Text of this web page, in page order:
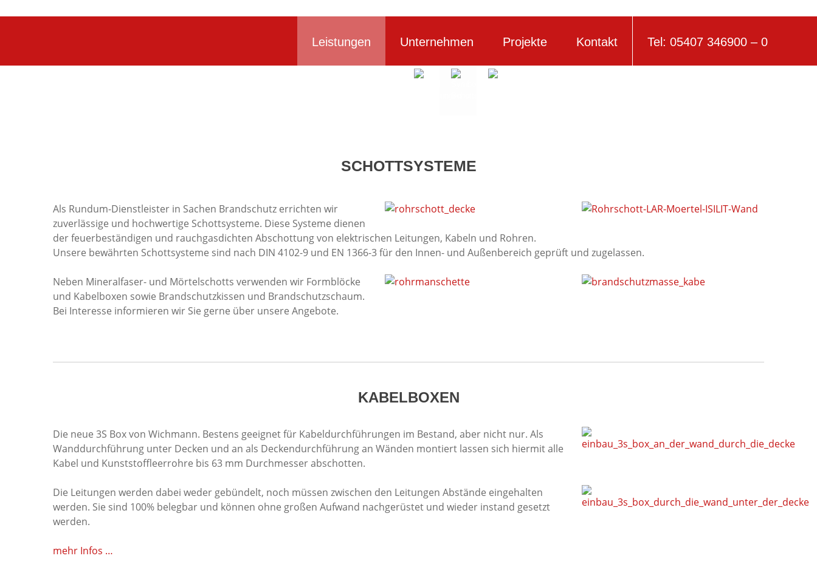
Tel: 05407 346900 – 0
Leistungen Unternehmen Projekte Kontakt
SCHOTTSYSTEME
Als Rundum-Dienstleister in Sachen Brandschutz errichten wir
zuverlässige und hochwertige Schottsysteme. Diese Systeme dienen
der feuerbeständigen und rauchgasdichten Abschottung von elektrischen Leitungen, Kabeln und Rohren.
Unsere bewährten Schottsysteme sind nach DIN 4102-9 und EN 1366-3 für den Innen- und Außenbereich geprüft und zugelassen.
Neben Mineralfaser- und Mörtelschotts verwenden wir Formblöcke
und Kabelboxen sowie Brandschutzkissen und Brandschutzschaum.
Bei Interesse informieren wir Sie gerne über unsere Angebote.
KABELBOXEN
Die neue 3S Box von Wichmann. Bestens geeignet für Kabeldurchführungen im Bestand, aber nicht nur. Als
Wanddurchführung unter Decken und an als Deckendurchführung an Wänden montiert lassen sich hiermit alle
Kabel und Kunststoffleerrohre bis 63 mm Durchmesser abschotten.
Die Leitungen werden dabei weder gebündelt, noch müssen zwischen den Leitungen Abstände eingehalten
werden. Sie sind 100% belegbar und können ohne großen Aufwand nachgerüstet und wieder instand gesetzt
werden.
mehr Infos …